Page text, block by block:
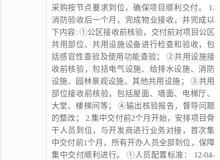
采购按节点要求到位，确保项目顺利交付。 1.
消防验收后一个月，完成物业接收，并完成以
下内容: ①公区接收前核验，交付前对项目公区
共用部位、共用设施设备进行检查和验收，包
括感官性查验及使用功能查验； ②共用设施接
收前核验，包括电气设施、给排水设施、消防
设施、园林景观设施、其他共用设施； ③共用
部位接收前核验，包括屋面、墙面、电梯厅、
大堂、楼梯间等； ④输出核验报告，督导问题
的整改； 2.集中交付前2个月开始，安排项目骨
干人员到位，与开发商进行业务对接，首次集
中交付前1个月，所有开办人员全部到位，保障
集中交付顺利进行。 ①人员配置标准： 12-04-